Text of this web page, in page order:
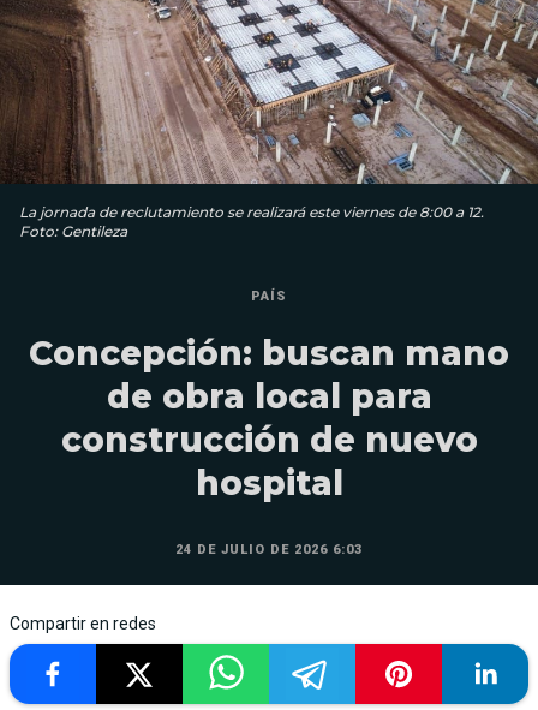
La jornada de reclutamiento se realizará este viernes de 8:00 a 12.
Foto: Gentileza
PAÍS
Concepción: buscan mano
de obra local para
construcción de nuevo
hospital
24 DE JULIO DE 2026 6:03
Compartir en redes